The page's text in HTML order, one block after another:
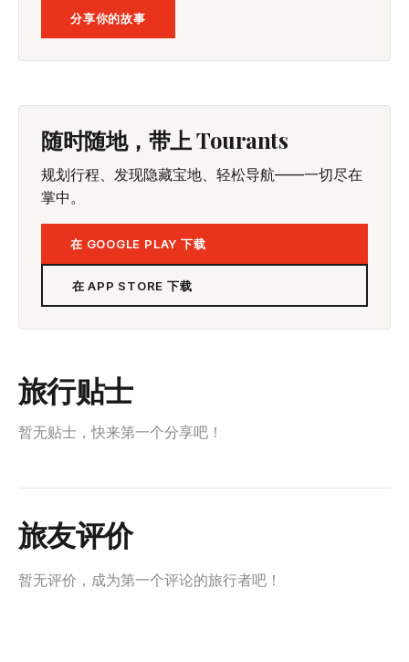
分享你的故事
随时随地，带上 Tourants
规划行程、发现隐藏宝地、轻松导航——一切尽在
掌中。
在 GOOGLE PLAY 下载
在 APP STORE 下载
旅行贴士
暂无贴士，快来第一个分享吧！
旅友评价
暂无评价，成为第一个评论的旅行者吧！